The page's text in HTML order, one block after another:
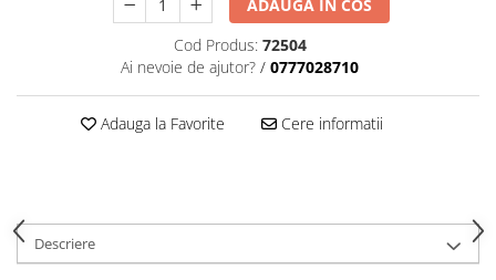
cauciucuri-bicicleta
Camere bicicleta
Cauciuc tubeless cu GEL antipană
Biciclete Electrice
Anvelope moto
ADAUGA IN COS
Cod Produs: 72504
Ai nevoie de ajutor? / 0777028710
Adauga la Favorite Cere informatii
Descriere